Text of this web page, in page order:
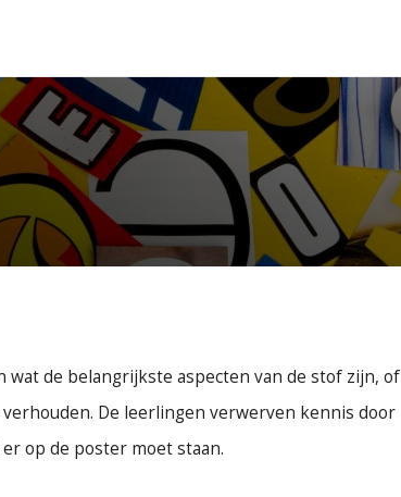
de belangrijkste aspecten van de stof zijn, of
De leerlingen verwerven kennis door
op de poster moet staan.